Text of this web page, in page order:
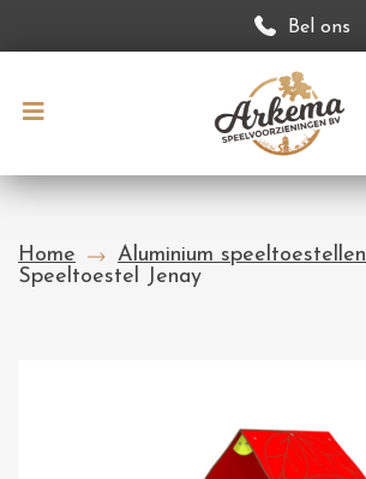
Bel ons
Home
Aluminium speeltoestellen
Speeltoestel Jenay